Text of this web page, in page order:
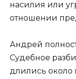
насилия или
отношении
Андрей
Судебное
длились около